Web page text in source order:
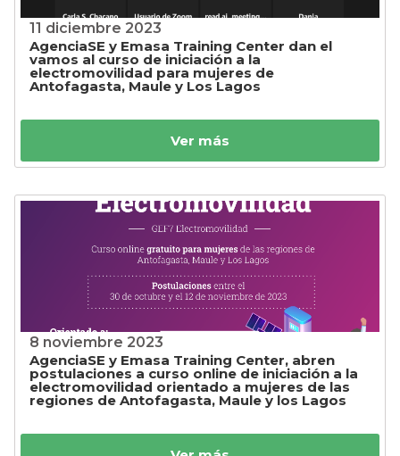
11 diciembre 2023
AgenciaSE y Emasa Training Center dan el
vamos al curso de iniciación a la
electromovilidad para mujeres de
Antofagasta, Maule y Los Lagos
Ver más
8 noviembre 2023
AgenciaSE y Emasa Training Center, abren
postulaciones a curso online de iniciación a la
electromovilidad orientado a mujeres de las
regiones de Antofagasta, Maule y los Lagos